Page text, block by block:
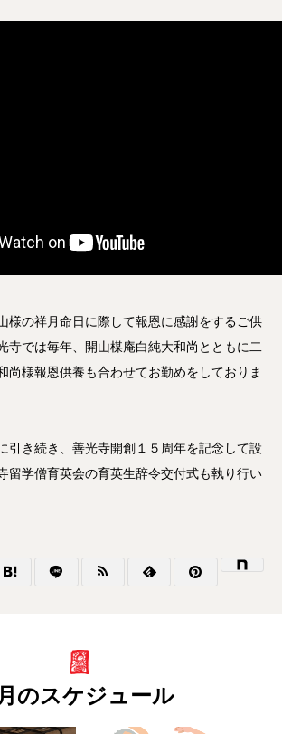
様の祥月命日に際して報恩に感謝をするご供
寺では毎年、開山楳庵白純大和尚とともに二
尚様報恩供養も合わせてお勤めをしておりま
引き続き、善光寺開創１５周年を記念して設
留学僧育英会の育英生辞令交付式も執り行い
のスケジュール